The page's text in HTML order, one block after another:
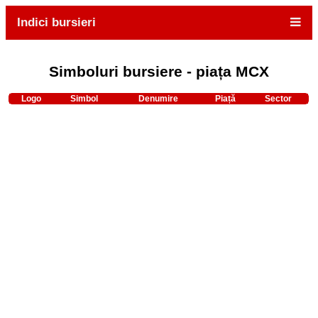
Indici bursieri
Simboluri bursiere - piața MCX
Logo Simbol Denumire Piață Sector